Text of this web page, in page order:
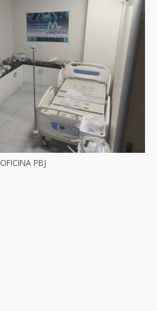
OFICINA PBJ